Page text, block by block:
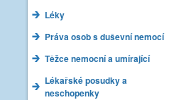
Léky
Práva osob s duševní nemocí
Těžce nemocní a umírající
Lékařské posudky a
neschopenky